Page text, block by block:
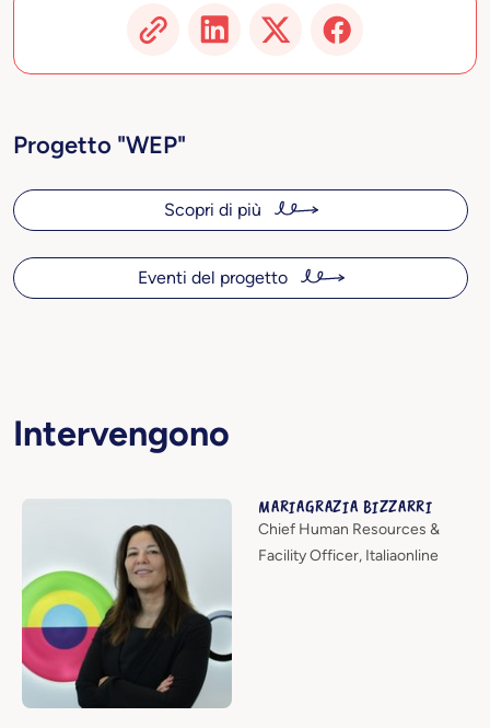
Progetto "WEP"
Scopri di più
Eventi del progetto
Intervengono
MARIAGRAZIA BIZZARRI
Chief Human Resources &
Facility Officer, Italiaonline